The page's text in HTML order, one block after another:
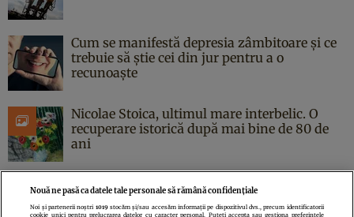
Cum se manifestă depresia zâmbitoare și ce
trebuie să știe cei din jur pentru a o
recunoaște
Nicolae Stoica, ultimul mare interbelic. O
recuperare istorică după mai bine de 80 de
ani
Nouă ne pasă ca datele tale personale să rămână confidențiale
Noi și partenerii noștri 1019stocăm și/sau accesăm informații pe dispozitivul dvs., precum identificatorii
cookie unici pentru prelucrarea datelor cu caracter personal. Puteți accepta sau gestiona preferințele